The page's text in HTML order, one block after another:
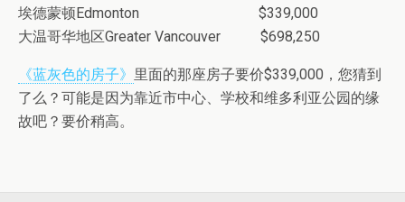
埃德蒙顿Edmonton
$339,000
大温哥华地区Greater Vancouver
$698,250
《蓝灰色的房子》 里面的那座房子要价$339,000，您猜到
了么？可能是因为靠近市中心、学校和维多利亚公园的缘
故吧？要价稍高。